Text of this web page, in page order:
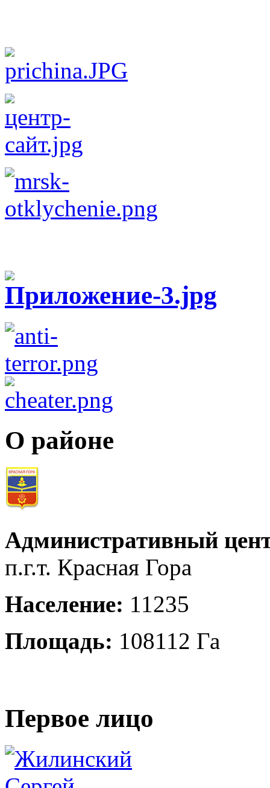
О районе
Административный
п.г.т. Красная Гора
Население: 11235
Площадь: 108112 Га
Первое лицо